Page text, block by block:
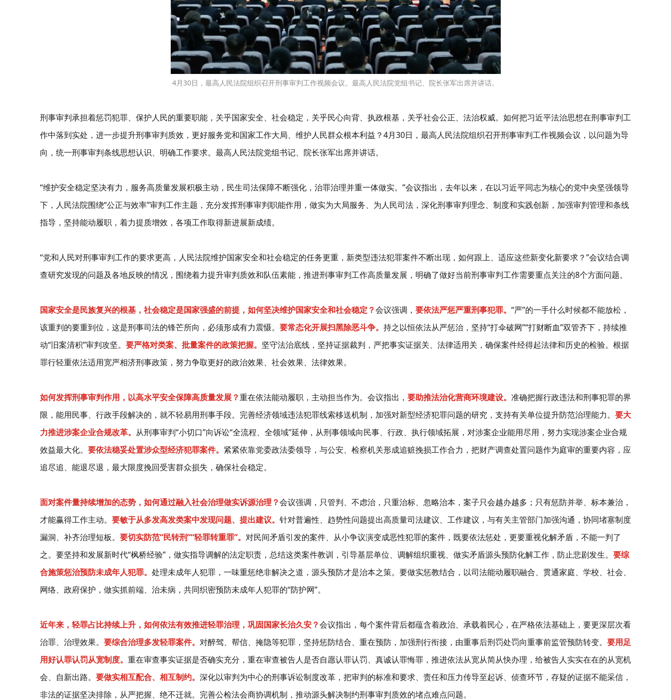
4月30日，最高人民法院组织召开刑事审判工作视频会议。最高人民法院党组书记、院长张军出席并讲话。
刑事审判承担着惩罚犯罪、保护人民的重要职能，关乎国家安全、社会稳定，关乎民心向背、执政根基，关乎社会公正、法治权威。如何把习近平法治思想在刑事审判工
作中落到实处，进一步提升刑事审判质效，更好服务党和国家工作大局、维护人民群众根本利益？4月30日，最高人民法院组织召开刑事审判工作视频会议，以问题为导
向，统一刑事审判条线思想认识、明确工作要求。最高人民法院党组书记、院长张军出席并讲话。
“维护安全稳定坚决有力，服务高质量发展积极主动，民生司法保障不断强化，治罪治理并重一体做实。”会议指出，去年以来，在以习近平同志为核心的党中央坚强领导
下，人民法院围绕“公正与效率”审判工作主题，充分发挥刑事审判职能作用，做实为大局服务、为人民司法，深化刑事审判理念、制度和实践创新，加强审判管理和条线
指导，坚持能动履职，着力提质增效，各项工作取得新进展新成绩。
“党和人民对刑事审判工作的要求更高，人民法院维护国家安全和社会稳定的任务更重，新类型违法犯罪案件不断出现，如何跟上、适应这些新变化新要求？”会议结合调
查研究发现的问题及各地反映的情况，围绕着力提升审判质效和队伍素能，推进刑事审判工作高质量发展，明确了做好当前刑事审判工作需要重点关注的8个方面问题。
国家安全是民族复兴的根基，社会稳定是国家强盛的前提，如何坚决维护国家安全和社会稳定？会议强调， 要依法严惩严重刑事犯罪。 “严”的一手什么时候都不能放松，
该重判的要重到位，这是刑事司法的锋芒所向，必须形成有力震慑。 要常态化开展扫黑除恶斗争。 持之以恒依法从严惩治，坚持“打伞破网”“打财断血”双管齐下，持续推
动“旧案清积”审判攻坚。 要严格对类案、批量案件的政策把握。 坚守法治底线，坚持证据裁判，严把事实证据关、法律适用关，确保案件经得起法律和历史的检验。根据
罪行轻重依法适用宽严相济刑事政策，努力争取更好的政治效果、社会效果、法律效果。
如何发挥刑事审判作用，以高水平安全保障高质量发展？重在依法能动履职，主动担当作为。会议指出， 要助推法治化营商环境建设。 准确把握行政违法和刑事犯罪的界
限，能用民事、行政手段解决的，就不轻易用刑事手段。完善经济领域违法犯罪线索移送机制，加强对新型经济犯罪问题的研究，支持有关单位提升防范治理能力。 要大
力推进涉案企业合规改革。 从刑事审判“小切口”向诉讼“全流程、全领域”延伸，从刑事领域向民事、行政、执行领域拓展，对涉案企业能用尽用，努力实现涉案企业合规
效益最大化。 要依法稳妥处置涉众型经济犯罪案件。 紧紧依靠党委政法委领导，与公安、检察机关形成追赃挽损工作合力，把财产调查处置问题作为庭审的重要内容，应
追尽追、能退尽退，最大限度挽回受害群众损失，确保社会稳定。
面对案件量持续增加的态势，如何通过融入社会治理做实诉源治理？会议强调，只管判、不虑治，只重治标、忽略治本，案子只会越办越多；只有惩防并举、标本兼治，
才能赢得工作主动。 要敏于从多发高发类案中发现问题、提出建议。 针对普遍性、趋势性问题提出高质量司法建议、工作建议，与有关主管部门加强沟通，协同堵塞制度
漏洞、补齐治理短板。 要切实防范“民转刑”“轻罪转重罪”。 对民间矛盾引发的案件、从小争议演变成恶性犯罪的案件，既要依法惩处，更要重视化解矛盾，不能一判了
之。要坚持和发展新时代“枫桥经验”，做实指导调解的法定职责，总结这类案件教训，引导基层单位、调解组织重视、做实矛盾源头预防化解工作，防止悲剧发生。 要综
合施策惩治预防未成年人犯罪。 处理未成年人犯罪，一味重惩绝非解决之道，源头预防才是治本之策。要做实惩教结合，以司法能动履职融合、贯通家庭、学校、社会、
网络、政府保护，做实抓前端、治未病，共同织密预防未成年人犯罪的“防护网”。
近年来，轻罪占比持续上升，如何依法有效推进轻罪治理，巩固国家长治久安？会议指出，每个案件背后都蕴含着政治、承载着民心，在严格依法基础上，要更深层次看
治罪、治理效果。 要综合治理多发轻罪案件。 对醉驾、帮信、掩隐等犯罪，坚持惩防结合、重在预防，加强刑行衔接，由重事后刑罚处罚向重事前监管预防转变。 要用足
用好认罪认罚从宽制度。 重在审查事实证据是否确实充分，重在审查被告人是否自愿认罪认罚、真诚认罪悔罪，推进依法从宽从简从快办理，给被告人实实在在的从宽机
会、自新出路。 要做实相互配合、相互制约。 深化以审判为中心的刑事诉讼制度改革，把审判的标准和要求、责任和压力传导至起诉、侦查环节，存疑的证据不能采信，
非法的证据坚决排除，从严把握、绝不迁就。完善公检法会商协调机制，推动源头解决制约刑事审判质效的堵点难点问题。